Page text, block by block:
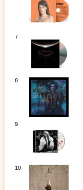
7
8
9
10